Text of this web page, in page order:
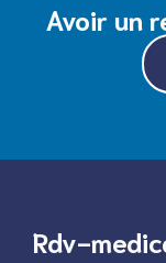
Avoir un
Rdv-